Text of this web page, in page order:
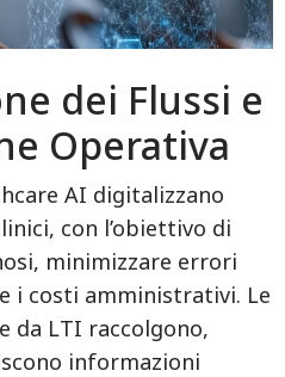
dei Flussi e
Operativa
AI digitalizzano
con l’obiettivo di
minimizzare errori
i costi amministrativi. Le
LTI raccolgono,
informazioni